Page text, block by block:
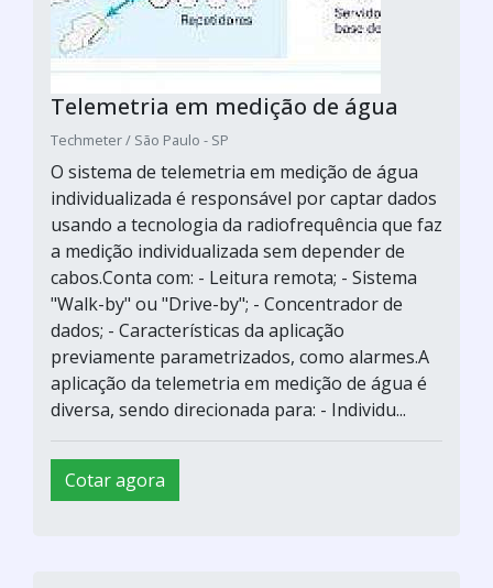
Telemetria em medição de água
Techmeter / São Paulo - SP
O sistema de telemetria em medição de água
individualizada é responsável por captar dados
usando a tecnologia da radiofrequência que faz
a medição individualizada sem depender de
cabos.Conta com: - Leitura remota; - Sistema
"Walk-by" ou "Drive-by"; - Concentrador de
dados; - Características da aplicação
previamente parametrizados, como alarmes.A
aplicação da telemetria em medição de água é
diversa, sendo direcionada para: - Individu...
Cotar agora